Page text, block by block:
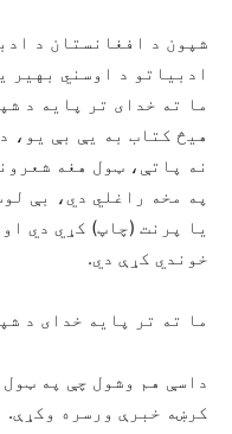
شپون د افغانستان د
ادبیاتو د اوسني بهیر
ما ته خدای تر پایه د
هیڅ کتاب به یې بې یو،
نه پاتې، ټول هغه
په مخه راغلي دي، بې
یا پرنت (چاپ) کړي دي
خوندي کړې دي.
ما ته تر پایه خدای د
داسې هم وشول چې په
کرښه خبرې ورسره